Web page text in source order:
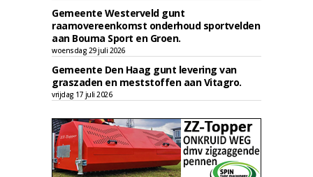
Gemeente Westerveld gunt
raamovereenkomst onderhoud sportvelden
aan Bouma Sport en Groen.
woensdag 29 juli 2026
Gemeente Den Haag gunt levering van
graszaden en meststoffen aan Vitagro.
vrijdag 17 juli 2026